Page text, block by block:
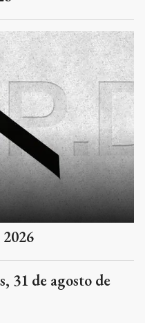
31 de agosto de